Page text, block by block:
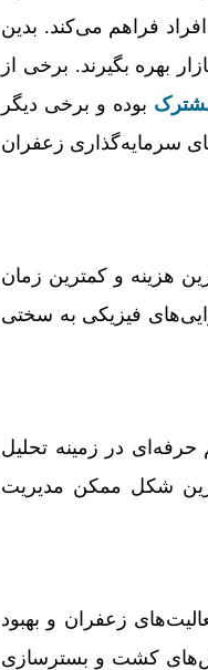
افراد فراهم می­‌کند. بدین
بهره بگیرند. برخی از
بوده و برخی دیگر
سرمایه­‌گذاری زعفران
هزینه و کمترین زمان
فیزیکی به سختی
در زمینه تحلیل
شکل ممکن مدیریت
زعفران و بهبود
کشت و بسترسازی